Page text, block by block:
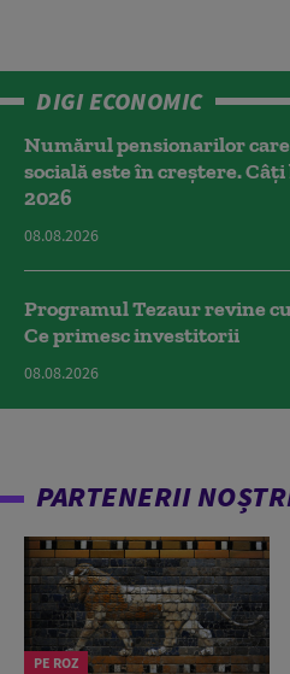
DIGI ECONOMIC
Numărul pensionarilor
socială este în creștere.
2026
08.08.2026
Programul Tezaur revine
Ce primesc investitorii
08.08.2026
PARTENERII
PE ROZ